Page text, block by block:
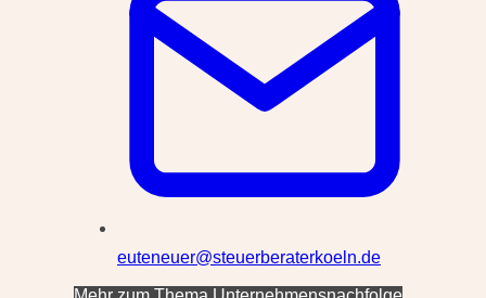
euteneuer@steuerberaterkoeln.de